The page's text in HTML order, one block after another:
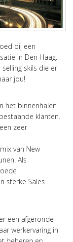
bij een
in Den Haag.
skils die er
jou!
het binnenhalen
klanten.
zeer
van New
Als
sterke Sales
een afgeronde
werkervaring in